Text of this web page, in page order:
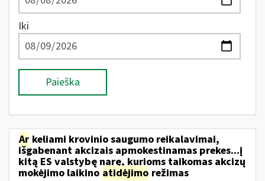
Iki
Paieška
Ar keliami krovinio saugumo reikalavimai,
išgabenant akcizais apmokestinamas prekes...į
kitą ES valstybę narę, kurioms taikomas akcizų
mokėjimo laikino atidėjimo režimas